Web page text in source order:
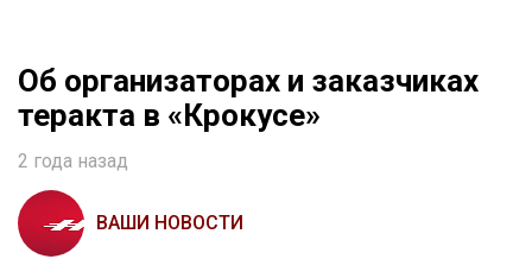
Об организаторах и заказчиках
теракта в «Крокусе»
2 года назад
ВАШИ НОВОСТИ